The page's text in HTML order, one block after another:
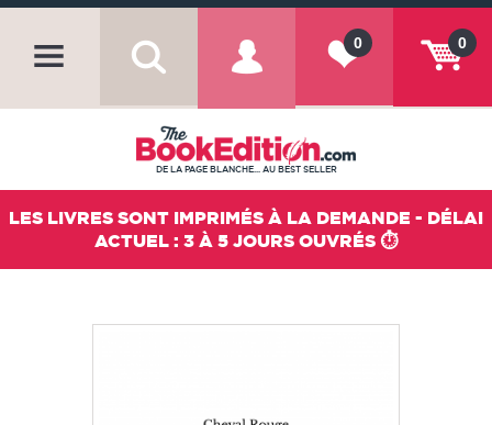
0
0
DE LA PAGE BLANCHE... AU BEST SELLER
LES LIVRES SONT IMPRIMÉS À LA DEMANDE - DÉLAI
ACTUEL : 3 À 5 JOURS OUVRÉS ⏱️